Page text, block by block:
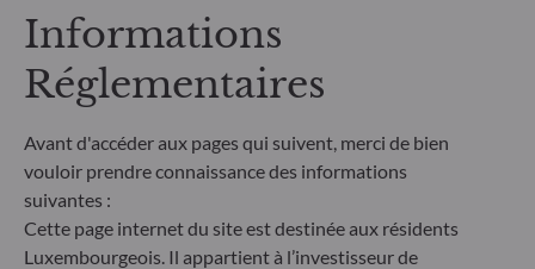
gestion traite les risques de durabilité en intégrant
des critères ESG (Environnement et/ou Social et/ou
Gouvernance) dans son processus de décision
d'investissement. Article 9 : L'équipe de gestion suit
un objectif d'investissement durable strict qui
contribue de manière significative aux défis de la
transition écologique, et traite les risques de
durabilité par le biais de notations fournies par le
fournisseur externe de données ESG de la société
de gestion
Informations
Réglementaires
Avant d'accéder aux pages qui suivent, merci de bien
vouloir prendre connaissance des informations
suivantes :
Cette page internet du site est destinée aux résidents
Luxembourgeois. Il appartient à l’investisseur de